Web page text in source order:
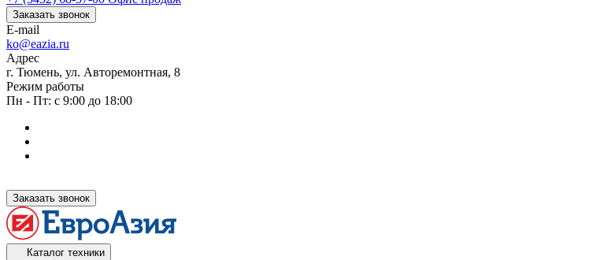
Заказать звонок
E-mail
ko@eazia.ru
Адрес
г. Тюмень, ул. Авторемонтная, 8
Режим работы
Пн - Пт: с 9:00 до 18:00
Заказать звонок
Каталог техники